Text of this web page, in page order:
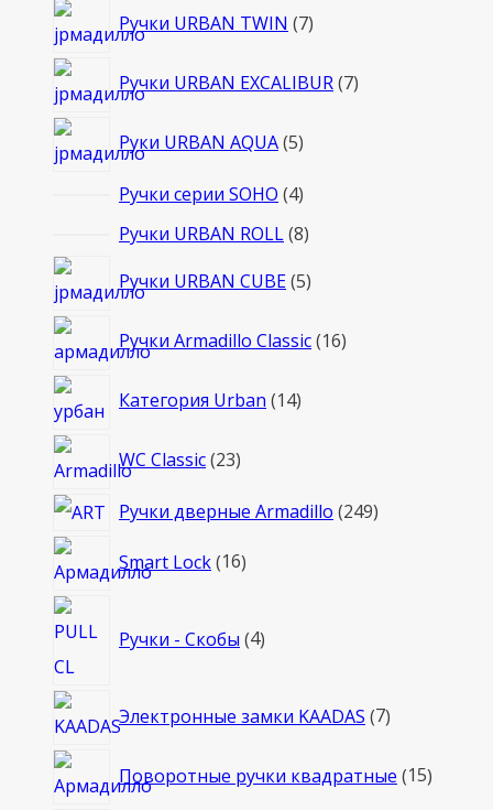
Ручки URBAN TWIN 77
Ручки URBAN EXCALIBUR 77
Руки URBAN AQUA 55
Ручки серии SOHO 44
товара
Ручки URBAN ROLL 88
Ручки URBAN CUBE 55
Ручки Armadillo Classic 1616
Категория Urban 1414
WC Classic 2323
Ручки дверные Armadillo 249249
Smart Lock 1616
Ручки - Скобы 4товара
Электронные замки KAADAS 77
Поворотные ручки квадратные 1515